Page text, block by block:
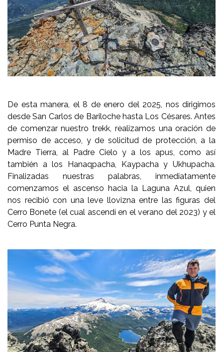
De esta manera, el 8 de enero del 2025, nos dirigimos
desde San Carlos de Bariloche hasta Los Césares. Antes
de comenzar nuestro trekk, realizamos una oración de
permiso de acceso, y de solicitud de protección, a la
Madre Tierra, al Padre Cielo y a los apus, como así
también a los Hanaqpacha, Kaypacha y Ukhupacha.
Finalizadas nuestras palabras, inmediatamente
comenzamos el ascenso hacia la Laguna Azul, quien
nos recibió con una leve llovizna entre las figuras del
Cerro Bonete (el cual ascendí en el verano del 2023) y el
Cerro Punta Negra.